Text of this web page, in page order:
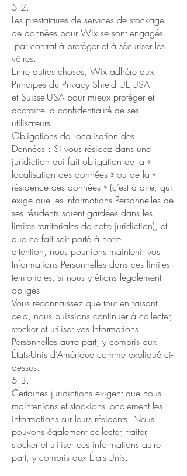
5.2.
Les prestataires de services de stockage
de données pour Wix se sont engagés
par contrat à protéger et à sécuriser les
vôtres.
Entre autres choses, Wix adhère aux
Principes du Privacy Shield UE-USA
et Suisse-USA pour mieux protéger et
accroitre la confidentialité de ses
utilisateurs.
Obligations de Localisation des
Données : Si vous résidez dans une
juridiction qui fait obligation de la «
localisation des données » ou de la «
résidence des données » (c’est à dire, qui
exige que les Informations Personnelles de
ses résidents soient gardées dans les
limites territoriales de cette juridiction), et
que ce fait soit porté à notre
attention, nous pourrions maintenir vos
Informations Personnelles dans ces limites
territoriales, si nous y étions légalement
obligés.
Vous reconnaissez que tout en faisant
cela, nous puissions continuer à collecter,
stocker et utiliser vos Informations
Personnelles autre part, y compris aux
États-Unis d’Amérique comme expliqué ci-
dessus.
5.3.
Certaines juridictions exigent que nous
maintenions et stockions localement les
informations sur leurs résidents. Nous
pouvons également collecter, traiter,
stocker et utiliser ces informations autre
part, y compris aux États-Unis.